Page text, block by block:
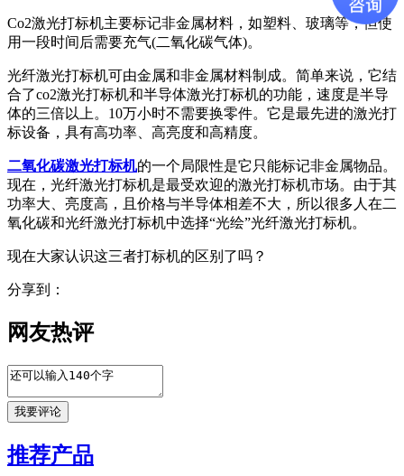
Co2激光打标机主要标记非金属材料，如塑料、玻璃等，但使
用一段时间后需要充气(二氧化碳气体)。
光纤激光打标机可由金属和非金属材料制成。简单来说，它结
合了co2激光打标机和半导体激光打标机的功能，速度是半导
体的三倍以上。10万小时不需要换零件。它是最先进的激光打
标设备，具有高功率、高亮度和高精度。
二氧化碳激光打标机的一个局限性是它只能标记非金属物品。
现在，光纤激光打标机是最受欢迎的激光打标机市场。由于其
功率大、亮度高，且价格与半导体相差不大，所以很多人在二
氧化碳和光纤激光打标机中选择“光绘”光纤激光打标机。
现在大家认识这三者打标机的区别了吗？
分享到：
网友热评
推荐产品